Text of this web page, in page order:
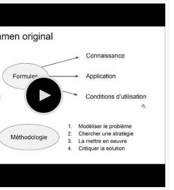
Colloques
Vidéos
Se connecter